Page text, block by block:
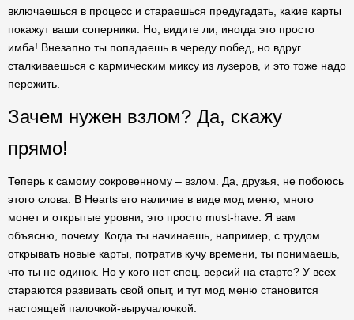
включаешься в процесс и стараешься предугадать, какие карты
покажут ваши соперники. Но, видите ли, иногда это просто
имба! Внезапно ты попадаешь в череду побед, но вдруг
сталкиваешься с кармическим миксу из лузеров, и это тоже надо
пережить.
Зачем нужен взлом? Да, скажу
прямо!
Теперь к самому сокровенному – взлом. Да, друзья, не побоюсь
этого слова. В Hearts его наличие в виде мод меню, много
монет и открытые уровни, это просто must-have. Я вам
объясню, почему. Когда ты начинаешь, например, с трудом
открывать новые карты, потратив кучу времени, ты понимаешь,
что ты не одинок. Но у кого нет спец. версий на старте? У всех
стараются развивать свой опыт, и тут мод меню становится
настоящей палочкой-выручалочкой.